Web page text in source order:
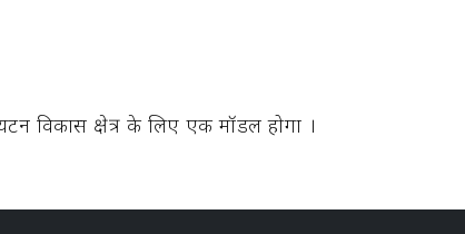
विकास क्षेत्र के लिए एक मॉडल होगा ।